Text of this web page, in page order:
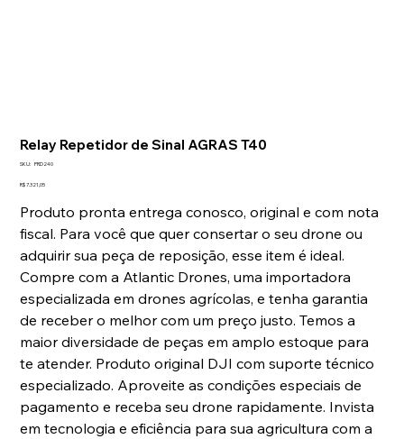
Relay Repetidor de Sinal AGRAS T40
SKU: SKU
PRD240
Preço
R$ 7.321,05
Produto pronta entrega conosco, original e com nota
fiscal. Para você que quer consertar o seu drone ou
adquirir sua peça de reposição, esse item é ideal.
Compre com a Atlantic Drones, uma importadora
especializada em drones agrícolas, e tenha garantia
de receber o melhor com um preço justo. Temos a
maior diversidade de peças em amplo estoque para
te atender. Produto original DJI com suporte técnico
especializado. Aproveite as condições especiais de
pagamento e receba seu drone rapidamente. Invista
em tecnologia e eficiência para sua agricultura com a